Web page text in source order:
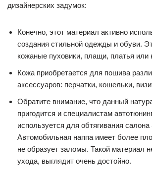
дизайнерских задумок:
Конечно, этот материал активно
создания стильной одежды и обуви.
кожаные пуховики, плащи, платья или
Кожа приобретается для пошива
аксессуаров: перчатки, кошельки,
Обратите внимание, что данный
пригодится и специалистам
используется для обтягивания
Автомобильная наппа имеет более
не образует заломы. Такой материал
ухода, выглядит очень достойно.